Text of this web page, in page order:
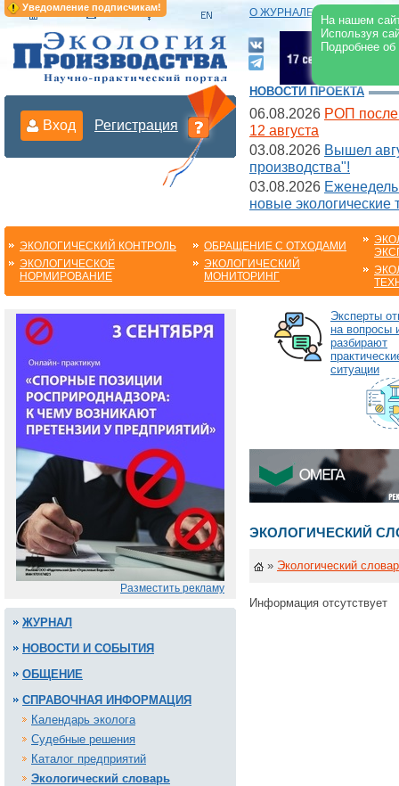
Уведомление подписчикам!
На нашем
Используя
Подробнее
О ЖУРНАЛЕ |
Вход Регистрация
НОВОСТИ ПРОЕКТА
06.08.2026 РОП после
12 августа
03.08.2026 Вышел
производства"!
03.08.2026
новые экологические
ЭКОЛОГИЧЕСКИЙ КОНТРОЛЬ
ЭКОЛОГИЧЕСКОЕ
НОРМИРОВАНИЕ
ОБРАЩЕНИЕ С ОТХОДАМИ
ЭКОЛОГИЧЕСКИЙ
МОНИТОРИНГ
Разместить рекламу
ЖУРНАЛ
НОВОСТИ И СОБЫТИЯ
ОБЩЕНИЕ
СПРАВОЧНАЯ ИНФОРМАЦИЯ
Календарь эколога
Судебные решения
Каталог предприятий
Экологический словарь
Эксперты
на вопросы
разбирают
ситуации
ЭКОЛОГИЧЕСКИЙ
» Экологический
Информация отсутствует